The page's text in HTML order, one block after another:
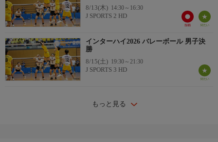
8/13(木) 14:30～16:30
J SPORTS 2 HD
インターハイ2026 バレーボール 男子決
勝
8/15(土) 19:30～21:30
J SPORTS 3 HD
もっと見る